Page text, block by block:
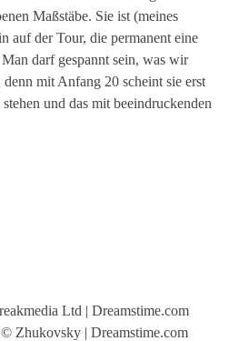
Maßstäbe. Sie ist (meines
auf der Tour, die permanent eine
darf gespannt sein, was wir
mit Anfang 20 scheint sie erst
und das mit beeindruckenden
Ltd | Dreamstime.com
© Zhukovsky | Dreamstime.com